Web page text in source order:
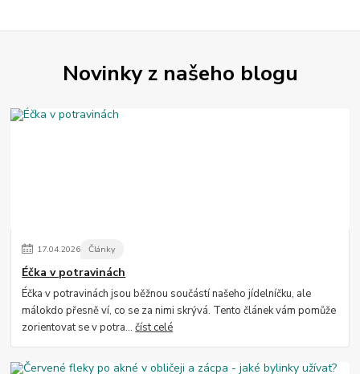
Novinky z našeho blogu
17.04.2026 Články
Éčka v potravinách
Éčka v potravinách jsou běžnou součástí našeho jídelníčku, ale
málokdo přesně ví, co se za nimi skrývá. Tento článek vám pomůže
zorientovat se v potra...číst celé